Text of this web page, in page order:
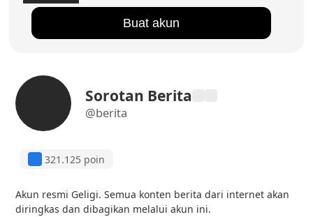
Buat akun
Sorotan Berita
@berita
321.125 poin
Akun resmi Geligi. Semua konten berita dari internet akan
diringkas dan dibagikan melalui akun ini.